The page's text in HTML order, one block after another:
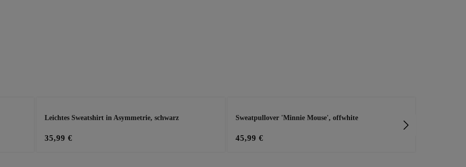
Leichtes Sweatshirt in Asymmetrie, schwarz
35,99 €
Sweatpullover 'Minnie Mouse', offwhite
45,99 €